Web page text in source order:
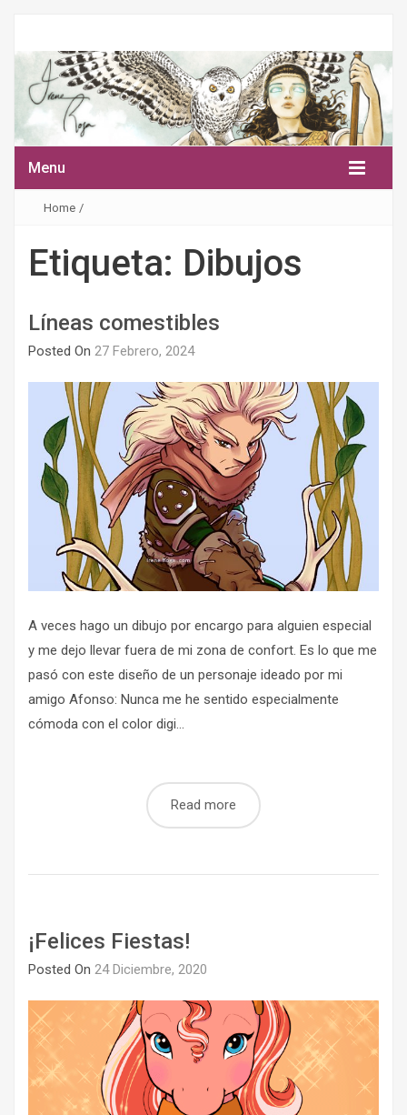
Menu
Home /
Etiqueta: Dibujos
Líneas comestibles
Posted On 27 Febrero, 2024
A veces hago un dibujo por encargo para alguien especial
y me dejo llevar fuera de mi zona de confort. Es lo que me
pasó con este diseño de un personaje ideado por mi
amigo Afonso: Nunca me he sentido especialmente
cómoda con el color digi...
Read more
¡Felices Fiestas!
Posted On 24 Diciembre, 2020